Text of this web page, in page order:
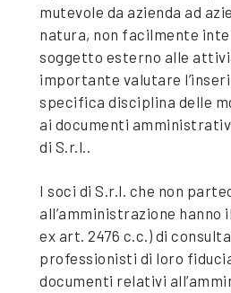
mutevole da azienda ad
natura, non facilmente
soggetto esterno alle
importante valutare
specifica disciplina delle
ai documenti
di S.r.l..
I soci di S.r.l. che non
all’amministrazione hanno
ex art. 2476 c.c.) di
professionisti di loro
documenti relativi